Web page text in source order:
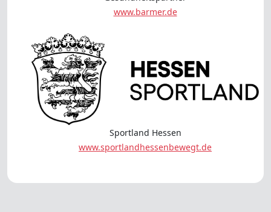
www.barmer.de
Sportland Hessen
www.sportlandhessenbewegt.de